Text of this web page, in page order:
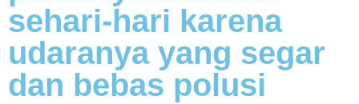
sehari-hari karena
udaranya yang segar
dan bebas polusi